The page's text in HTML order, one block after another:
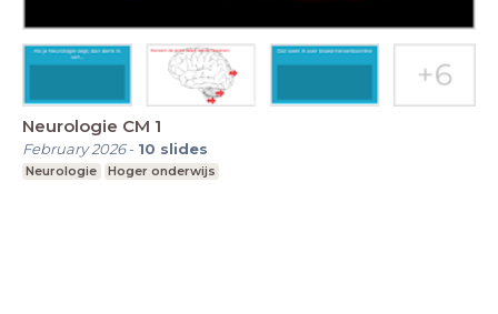
Neurologie CM 1
February 2026- 10 slides
Neurologie Hoger onderwijs